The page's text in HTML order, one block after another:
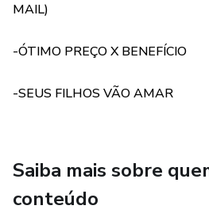
MAIL)
-ÓTIMO PREÇO X BENEFÍCIO
-SEUS FILHOS VÃO AMAR
Saiba mais sobre
conteúdo